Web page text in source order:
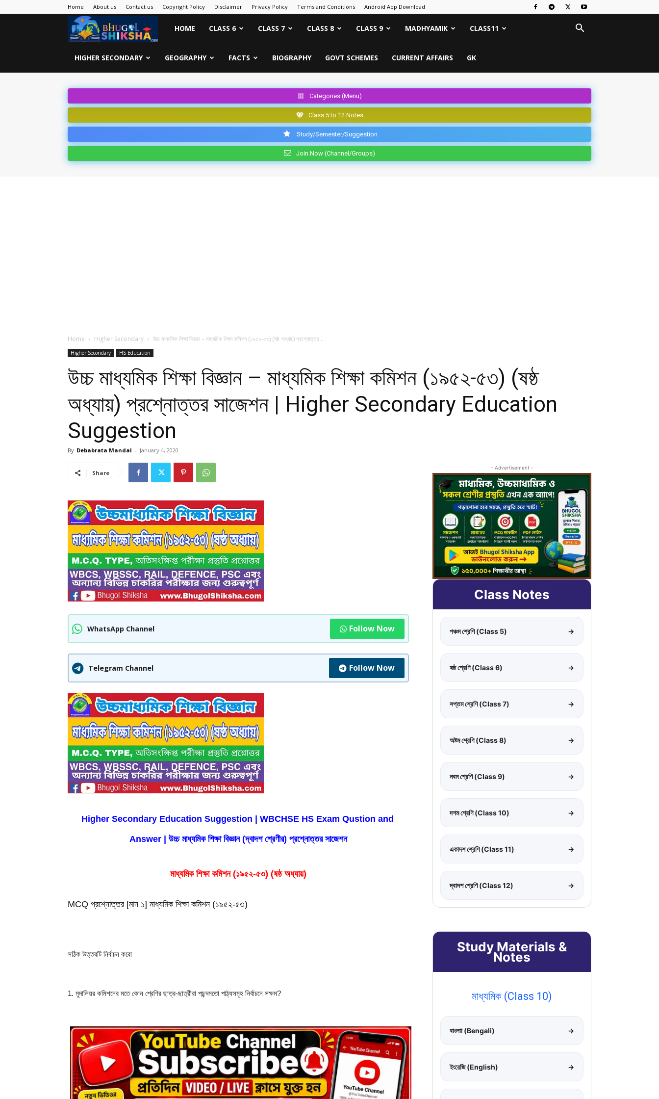
Home About us Contact us Copyright Policy Disclaimer Privacy Policy Terms and Conditions Android App Download
Bhugol
Shiksha
HOME CLASS 6 CLASS 7 CLASS 8 CLASS 9 MADHYAMIK CLASS11
HIGHER SECONDARY GEOGRAPHY FACTS BIOGRAPHY GOVT SCHEMES CURRENT AFFAIRS GK
Categories (Menu)
Class 5 to 12 Notes
Study/Semester/Suggestion
Join Now (Channel/Groups)
Home Higher Secondary উচ্চ মাধ্যমিক শিক্ষা বিজ্ঞান – মাধ্যমিক শিক্ষা কমিশন (১৯৫২-৫৩) (ষষ্ঠ অধ্যায়) প্রশ্নোত্তর...
Higher Secondary HS Education
উচ্চ মাধ্যমিক শিক্ষা বিজ্ঞান – মাধ্যমিক শিক্ষা কমিশন (১৯৫২-৫৩) (ষষ্ঠ
অধ্যায়) প্রশ্নোত্তর সাজেশন | Higher Secondary Education
Suggestion
By Debabrata Mandal - January 4, 2020
Share
WhatsApp Channel Follow Now
Telegram Channel Follow Now
Higher Secondary Education Suggestion | WBCHSE HS Exam Qustion and
Answer | উচ্চ মাধ্যমিক শিক্ষা বিজ্ঞান (দ্বাদশ শ্রেণীর) প্রশ্নোত্তর সাজেশন
মাধ্যমিক শিক্ষা কমিশন (১৯৫২-৫৩) (ষষ্ঠ অধ্যায়)
MCQ প্রশ্নোত্তর [মান ১] মাধ্যমিক শিক্ষা কমিশন (১৯৫২-৫৩)
সঠিক উত্তরটি নির্বাচন করো
1. মুদালিয়র কমিশনের মতে কোন শ্রেণির ছাত্র-ছাত্রীরা পছন্দমতো পাঠ্যসমূহ নির্বাচনে সক্ষম?
- Advertisement -
Class Notes
পঞ্চম শ্রেণি (Class 5) →
ষষ্ঠ শ্রেণি (Class 6) →
সপ্তম শ্রেণি (Class 7) →
অষ্টম শ্রেণি (Class 8) →
নবম শ্রেণি (Class 9) →
দশম শ্রেণি (Class 10) →
একাদশ শ্রেণি (Class 11) →
দ্বাদশ শ্রেণি (Class 12) →
Study Materials &
Notes
মাধ্যমিক (Class 10)
বাংলাা (Bengali) →
ইংরেজি (English) →